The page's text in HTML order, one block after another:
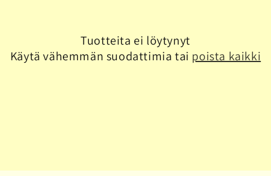
a
Tuotteita ei löytynyt
Käytä vähemmän suodattimia tai poista kaikki